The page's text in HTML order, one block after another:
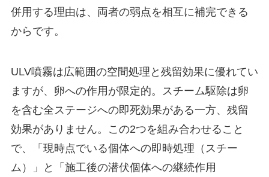
併用する理由は、両者の弱点を相互に補完できる
からです。
ULV噴霧は広範囲の空間処理と残留効果に優れてい
ますが、卵への作用が限定的。スチーム駆除は卵
を含む全ステージへの即死効果がある一方、残留
効果がありません。この2つを組み合わせること
で、「現時点でいる個体への即時処理（スチー
ム）」と「施工後の潜伏個体への継続作用